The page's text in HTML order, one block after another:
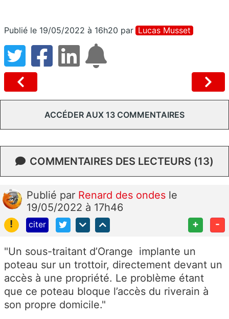
Publié le 19/05/2022 à 16h20 par Lucas Musset
ACCÉDER AUX 13 COMMENTAIRES
COMMENTAIRES DES LECTEURS (13)
Publié par Renard des ondes le
19/05/2022 à 17h46
!
citer + -
"Un sous-traitant d’Orange implante un
poteau sur un trottoir, directement devant un
accès à une propriété. Le problème étant
que ce poteau bloque l’accès du riverain à
son propre domicile."